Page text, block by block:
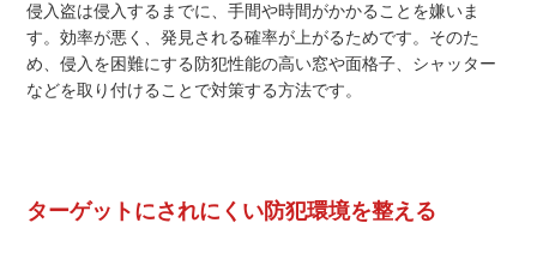
侵入盗は侵入するまでに、手間や時間がかかることを嫌いま
す。効率が悪く、発見される確率が上がるためです。そのた
め、侵入を困難にする防犯性能の高い窓や面格子、シャッター
などを取り付けることで対策する方法です。
ターゲットにされにくい防犯環境を整える